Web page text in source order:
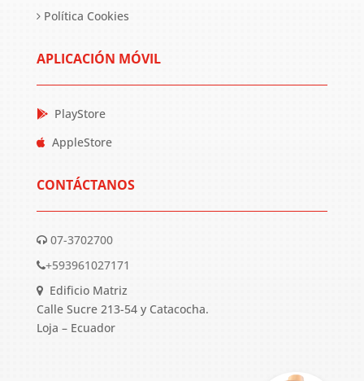
Política Cookies
APLICACIÓN MÓVIL
PlayStore
AppleStore
CONTÁCTANOS
07-3702700
+593961027171
Edificio Matriz
Calle Sucre 213-54 y Catacocha.
Loja – Ecuador